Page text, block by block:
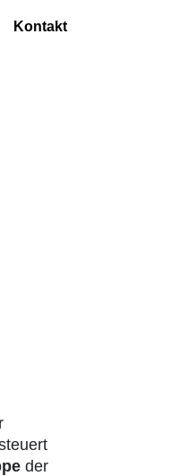
Kontakt
der